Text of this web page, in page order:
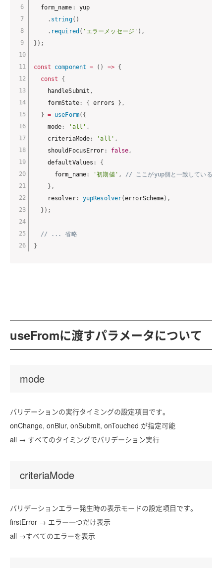
  form_name
:
yup
. string( )
. required ( 'エラーメッセージ' ) ,
} ) ;
const component = ( ) => {
const
{
    handleSubmit
,
    formState
: { errors } ,
} = useForm( {
    mode
: 'all' ,
    criteriaMode
: 'all' ,
    shouldFocusError
: false,
    defaultValues
:
{
      form_name
: '初期値' ,
// ここがyup側と一致していると
} ,
    resolver
: yupResolver(errorScheme) ,
} ) ;
// ... 省略
}
useFromに渡すパラメータについて
mode
バリデーションの実行タイミングの設定項目です。
onChange, onBlur, onSubmit, onTouched が指定可能
all → すべてのタイミングでバリデーション実行
criteriaMode
バリデーションエラー発生時の表示モードの設定項目です。
firstError → エラー一つだけ表示
all →すべてのエラーを表示